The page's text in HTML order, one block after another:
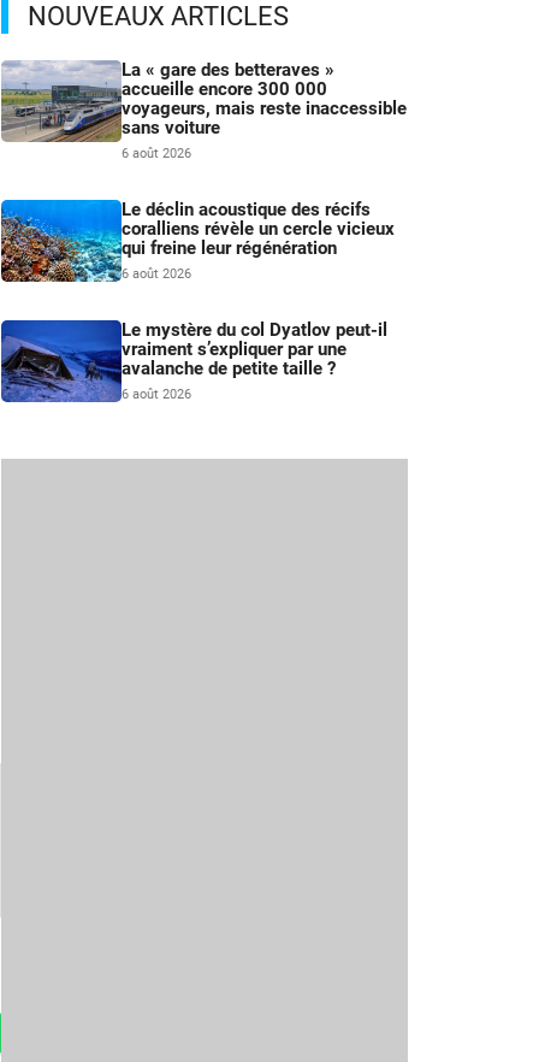
NOUVEAUX ARTICLES
La « gare des betteraves »
accueille encore 300 000
voyageurs, mais reste inaccessible
sans voiture
6 août 2026
Le déclin acoustique des récifs
coralliens révèle un cercle vicieux
qui freine leur régénération
6 août 2026
Le mystère du col Dyatlov peut-il
vraiment s’expliquer par une
avalanche de petite taille ?
6 août 2026